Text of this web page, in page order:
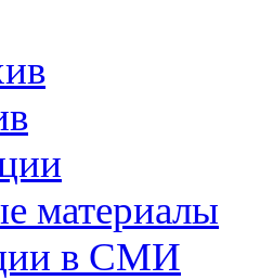
материалы
в СМИ